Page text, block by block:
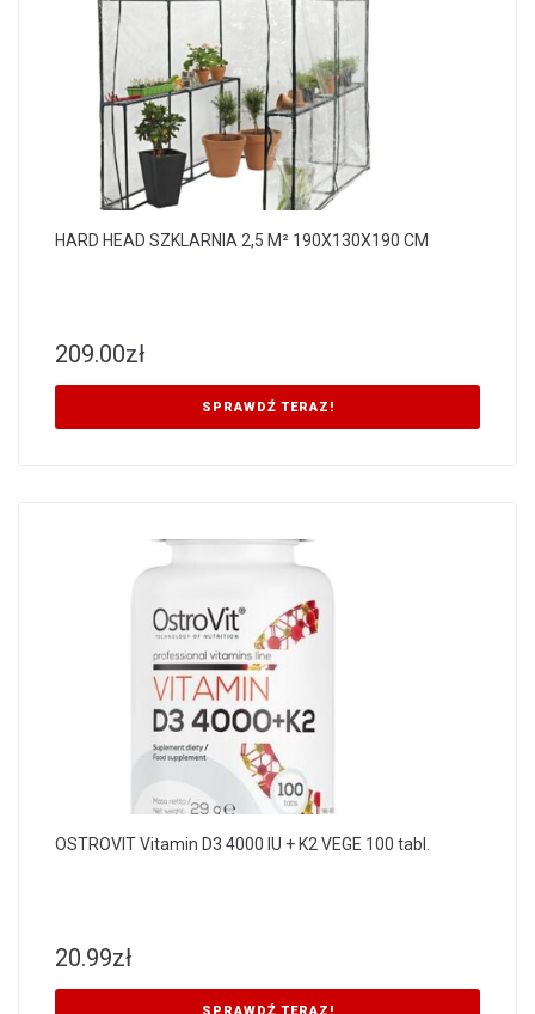
HARD HEAD SZKLARNIA 2,5 M² 190X130X190 CM
209.00zł
SPRAWDŹ TERAZ!
OSTROVIT Vitamin D3 4000 IU + K2 VEGE 100 tabl.
20.99zł